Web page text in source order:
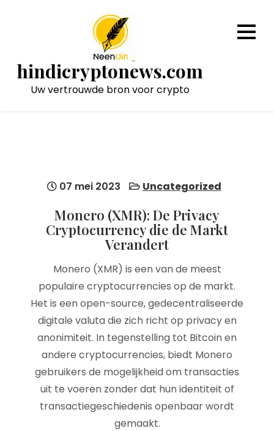
hindicryptonews.com
Uw vertrouwde bron voor crypto
07 mei 2023 Uncategorized
Monero (XMR): De Privacy
Cryptocurrency die de Markt
Verandert
Monero (XMR) is een van de meest
populaire cryptocurrencies op de markt.
Het is een open-source, gedecentraliseerde
digitale valuta die zich richt op privacy en
anonimiteit. In tegenstelling tot Bitcoin en
andere cryptocurrencies, biedt Monero
gebruikers de mogelijkheid om transacties
uit te voeren zonder dat hun identiteit of
transactiegeschiedenis openbaar wordt
gemaakt.